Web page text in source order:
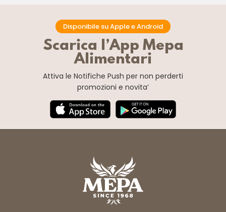
Disponibile su Apple e Android
Scarica l’App Mepa
Alimentari
Attiva le Notifiche Push per non perderti
promozioni e novita’